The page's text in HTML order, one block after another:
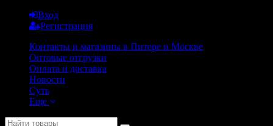
Вход
Регистрация
Контакты и магазины в Питере и Москве
Оптовые отгрузки
Оплата и доставка
Новости
Суть
Еще